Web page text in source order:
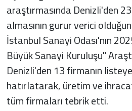
araştırmasında Denizli'den
almasının gurur verici
İstanbul Sanayi Odası'nın
Büyük Sanayi Kuruluşu"
Denizli'den 13 firmanın
hatırlatarak, üretim ve
tüm firmaları tebrik etti.